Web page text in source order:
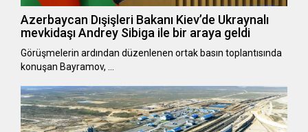
Azerbaycan Dışişleri Bakanı Kiev’de Ukraynalı
mevkidaşı Andrey Sibiga ile bir araya geldi
Görüşmelerin ardından düzenlenen ortak basın toplantısında
konuşan Bayramov, …